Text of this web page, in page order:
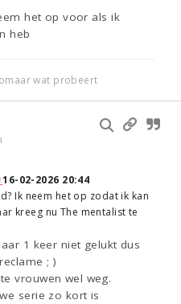
het op voor als ik
heb
wat probeert
16-02-2026 20:44
Ik neem het op zodat ik kan
kreeg nu The mentalist te
1 keer niet gelukt dus
; )
vrouwen wel weg.
serie zo kort is